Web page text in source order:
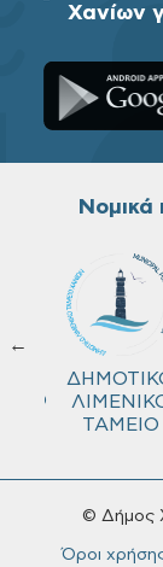
Χανίων
←
ΤΑΜΕΙΟ
© Δήμος
Όροι